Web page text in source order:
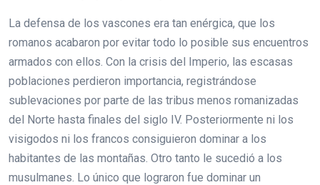
La defensa de los vascones era tan enérgica, que los
romanos acabaron por evitar todo lo posible sus encuentros
armados con ellos. Con la crisis del Imperio, las escasas
poblaciones perdieron importancia, registrándose
sublevaciones por parte de las tribus menos romanizadas
del Norte hasta finales del siglo IV. Posteriormente ni los
visigodos ni los francos consiguieron dominar a los
habitantes de las montañas. Otro tanto le sucedió a los
musulmanes. Lo único que lograron fue dominar un